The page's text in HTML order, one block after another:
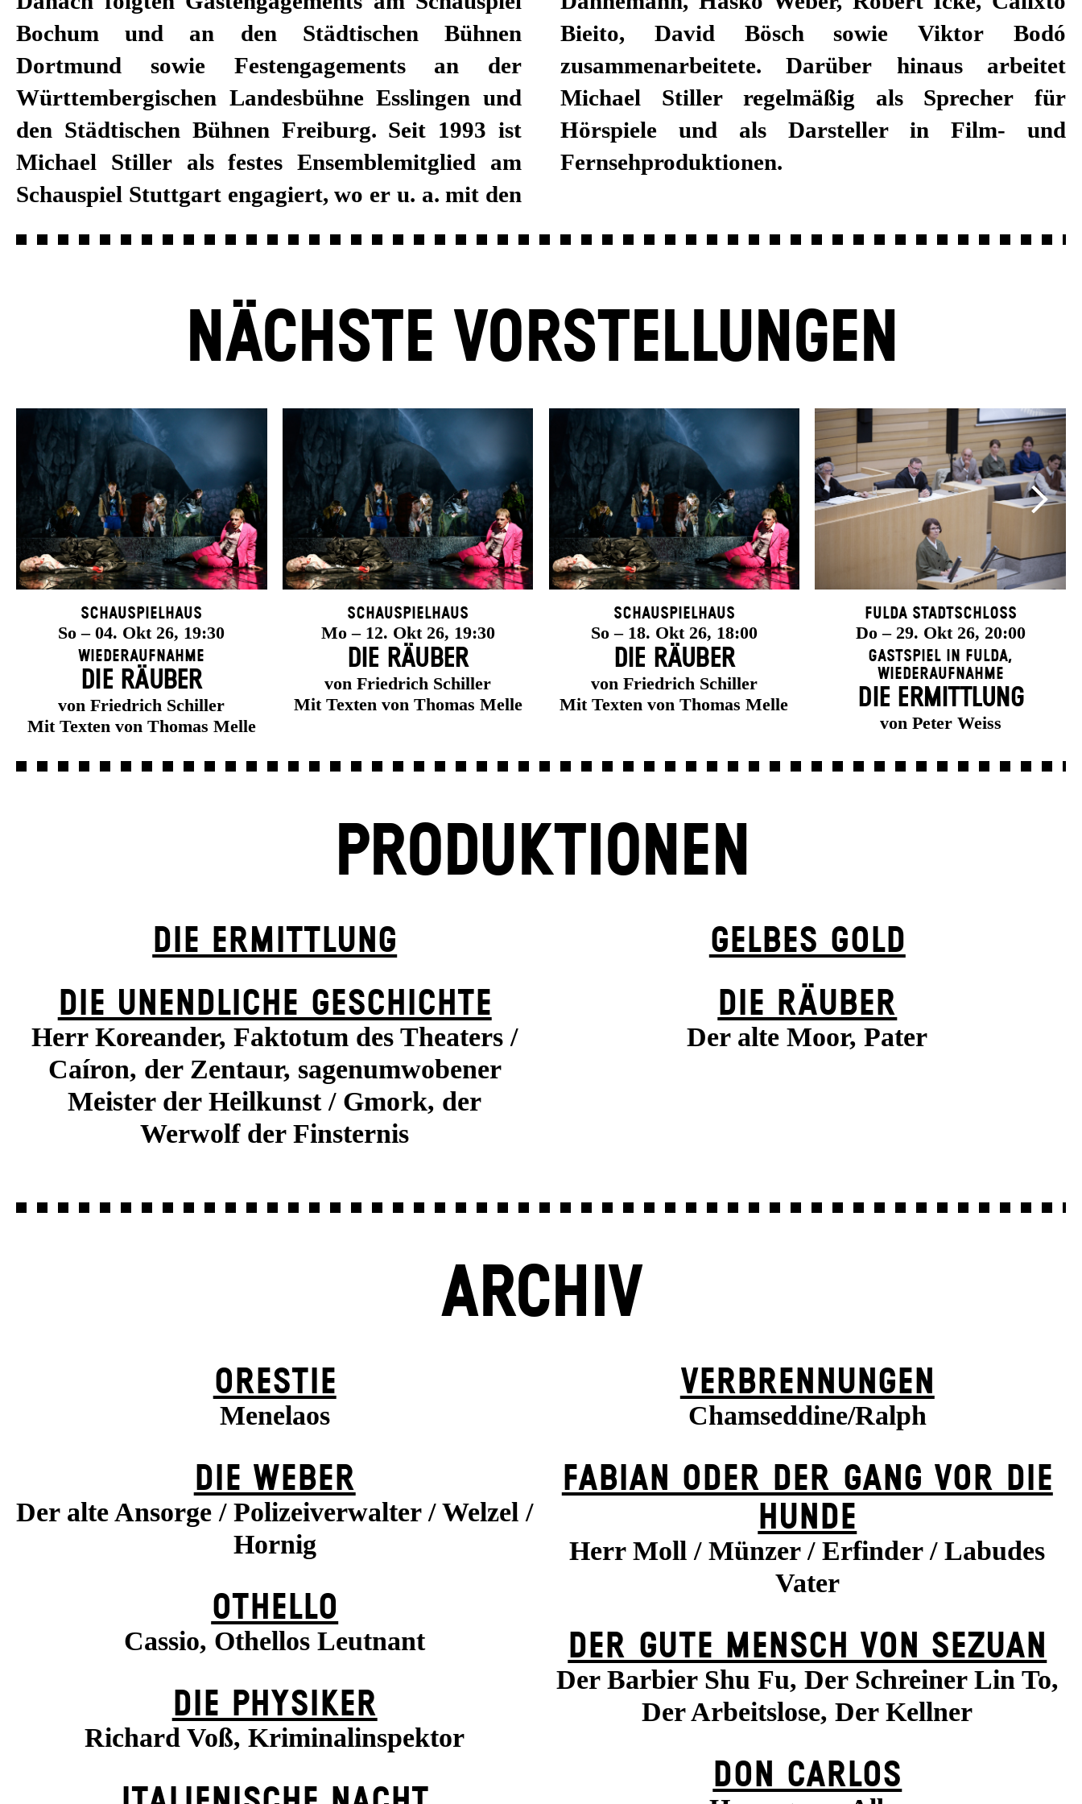
Bochum und an den Städtischen Bühnen
Dortmund sowie Festengagements an der
Württembergischen Landesbühne Esslingen und
den Städtischen Bühnen Freiburg. Seit 1993 ist
Michael Stiller als festes Ensemblemitglied am
Schauspiel Stuttgart engagiert, wo er u. a. mit den
Bieito, David Bösch sowie Viktor Bodó
zusammenarbeitete. Darüber hinaus arbeitet
Michael Stiller regelmäßig als Sprecher für
Hörspiele und als Darsteller in Film- und
Fernsehproduktionen.
NÄCHSTE VORSTELLUNGEN
Schauspielhaus
So – 04. Okt 26, 19:30
Wiederaufnahme
DIE RÄUBER
von Friedrich Schiller
Mit Texten von Thomas Melle
Schauspielhaus
Mo – 12. Okt 26, 19:30
DIE RÄUBER
von Friedrich Schiller
Mit Texten von Thomas Melle
Schauspielhaus
So – 18. Okt 26, 18:00
DIE RÄUBER
von Friedrich Schiller
Mit Texten von Thomas Melle
Fulda Stadtschloss
Do – 29. Okt 26, 20:00
Gastspiel in Fulda,
Wiederaufnahme
DIE ERMITTLUNG
von Peter Weiss
PRODUKTIONEN
DIE ERMITTLUNG
DIE UN­ENDLICHE GESCHICHTE
Herr Koreander, Faktotum des Theaters /
Caíron, der Zentaur, sagenumwobener
Meister der Heilkunst / Gmork, der
Werwolf der Finsternis
GELBES GOLD
DIE RÄUBER
Der alte Moor, Pater
ARCHIV
ORESTIE
Menelaos
DIE WEBER
Der alte Ansorge / Polizeiverwalter / Welzel /
Hornig
OTHELLO
Cassio, Othellos Leutnant
DIE PHYSIKER
Richard Voß, Kriminalinspektor
VERBRENNUNGEN
Chamseddine/Ralph
FABIAN ODER DER GANG VOR DIE
HUNDE
Herr Moll / Münzer / Erfinder / Labudes
Vater
DER GUTE MENSCH VON SEZUAN
Der Barbier Shu Fu, Der Schreiner Lin To,
Der Arbeitslose, Der Kellner
DON CARLOS